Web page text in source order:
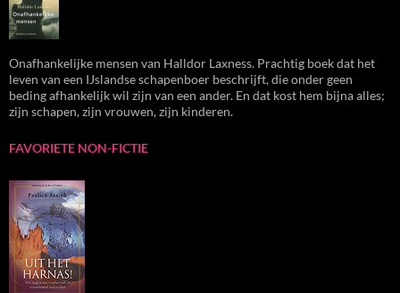
Onafhankelijke mensen van Halldor Laxness. Prachtig boek dat het
leven van een IJslandse schapenboer beschrijft, die onder geen
beding afhankelijk wil zijn van een ander. En dat kost hem bijna alles;
zijn schapen, zijn vrouwen, zijn kinderen.
FAVORIETE NON-FICTIE